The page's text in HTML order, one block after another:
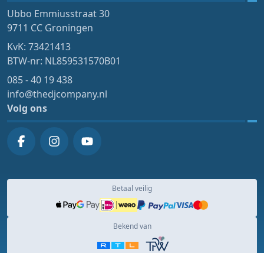
Ubbo Emmiusstraat 30
9711 CC Groningen
KvK: 73421413
BTW-nr: NL859531570B01
085 - 40 19 438
info@thedjcompany.nl
Volg ons
Betaal veilig
Bekend van